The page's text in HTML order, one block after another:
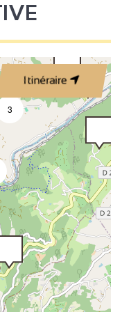
Itinéraire
3